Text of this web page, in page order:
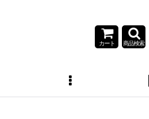
カート 商品検索